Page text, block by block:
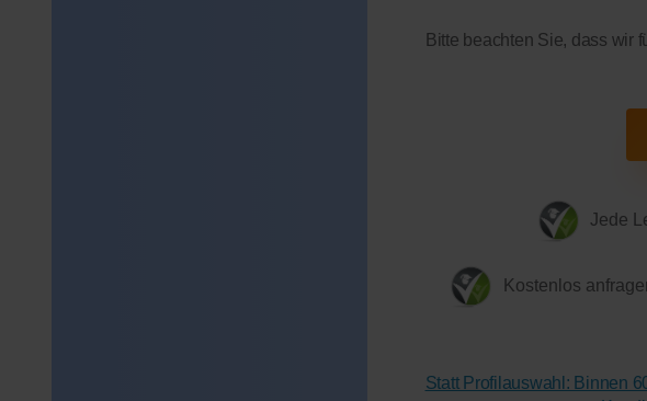
Bitte beachten Sie, dass wir
Jede
Kostenlos
Statt Profilauswahl: Binnen